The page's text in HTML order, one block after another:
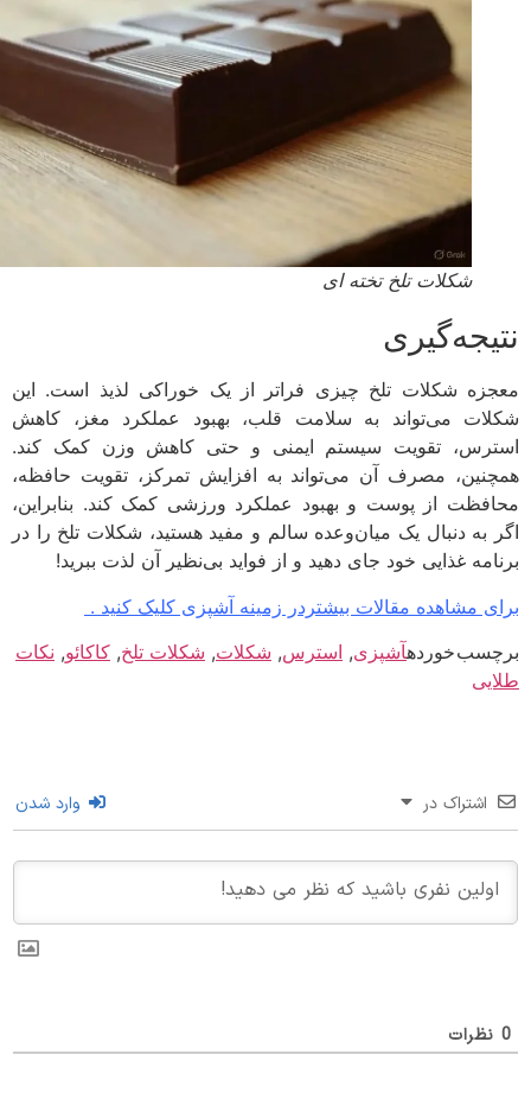
شکلات تلخ تخته ای
شکلات تلخ چیزی فراتر از یک خوراکی لذیذ است. این
می‌تواند به سلامت قلب، بهبود عملکرد مغز، کاهش
تقویت سیستم ایمنی و حتی کاهش وزن کمک کند.
مصرف آن می‌تواند به افزایش تمرکز، تقویت حافظه،
از پوست و بهبود عملکرد ورزشی کمک کند. بنابراین،
به دنبال یک میان‌وعده سالم و مفید هستید، شکلات تلخ را در
غذایی خود جای دهید و از فواید بی‌نظیر آن لذت ببرید!
مشاهده مقالات بیشتردر زمینه آشپزی کلیک کنید .
خوردهآشپزی,استرس, شکلات,شکلات تلخ, کاکائو,نکات
اشتراک در وارد شدن